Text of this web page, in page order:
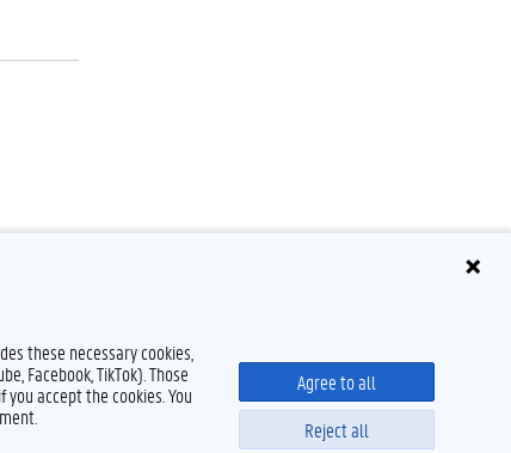
these necessary cookies,
Facebook, TikTok). Those
accept the cookies. You
Agree to all
Reject all